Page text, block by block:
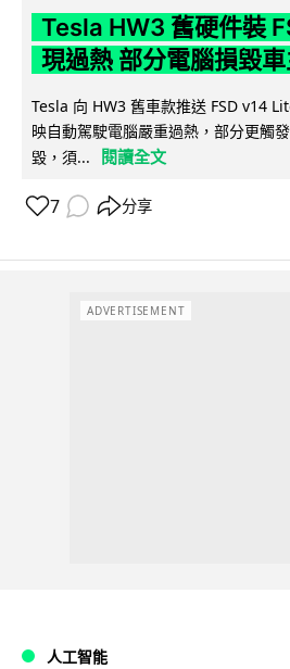
Tesla HW3 舊硬件裝
現過熱 部分電腦損毀
Tesla 向 HW3 舊車款推送 FSD v14
映自動駕駛電腦嚴重過熱，部分更觸
毀，須...
閱讀全文
7 分享
ADVERTISEMENT
人工智能